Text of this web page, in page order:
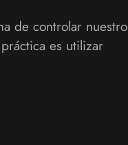
de controlar nuestro
es utilizar